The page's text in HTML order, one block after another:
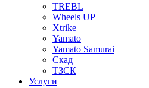
TREBL
Wheels UP
Xtrike
Yamato
Yamato Samurai
Скад
ТЗСК
Услуги